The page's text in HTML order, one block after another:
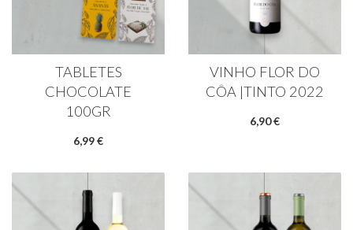
TABLETES
CHOCOLATE
100GR
6,99 €
VINHO FLOR DO
CÔA |TINTO 2022
6,90 €